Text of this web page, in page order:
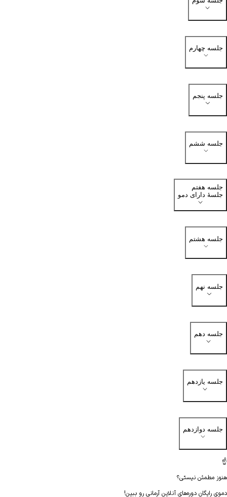
جلسه چهارم
جلسه پنجم
جلسه ششم
جلسه هفتم
جلسهٔ دارای دمو
جلسه هشتم
جلسه نهم
جلسه دهم
جلسه یازدهم
جلسه دوازدهم
☝️
هنوز مطمئن نیستی؟
دموی رایگان دوره‌های آنلاین آرمانی رو ببین!